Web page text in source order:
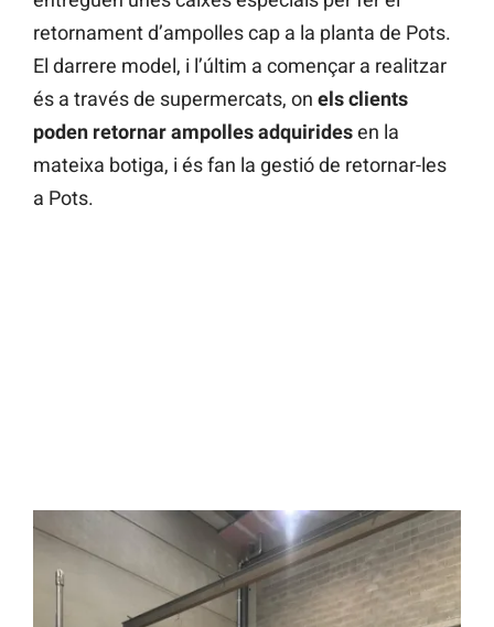
retornament d’ampolles cap a la planta de Pots.
El darrere model, i l’últim a començar a realitzar
és a través de supermercats, on els clients
poden retornar ampolles adquiridesen la
mateixa botiga, i és fan la gestió de retornar-les
a Pots.